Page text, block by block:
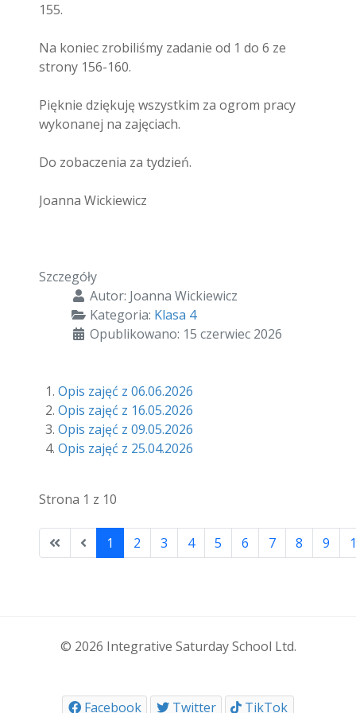
155.
Na koniec zrobiliśmy zadanie od 1 do 6 ze
strony 156-160.
Pięknie dziękuję wszystkim za ogrom pracy
wykonanej na zajęciach.
Do zobaczenia za tydzień.
Joanna Wickiewicz
Szczegóły
Autor: Joanna Wickiewicz
Kategoria: Klasa 4
Opublikowano: 15 czerwiec 2026
Opis zajęć z 06.06.2026
Opis zajęć z 16.05.2026
Opis zajęć z 09.05.2026
Opis zajęć z 25.04.2026
Strona 1 z 10
1 2 3 4 5 6 7 8 9
© 2026 Integrative Saturday School Ltd.
Facebook Twitter TikTok